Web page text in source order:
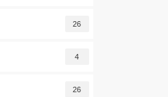
26
4
26